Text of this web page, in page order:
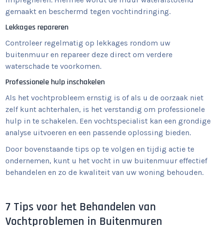
gemaakt en beschermd tegen vochtindringing.
Lekkages repareren
Controleer regelmatig op lekkages rondom uw
buitenmuur en repareer deze direct om verdere
waterschade te voorkomen.
Professionele hulp inschakelen
Als het vochtprobleem ernstig is of als u de oorzaak niet
zelf kunt achterhalen, is het verstandig om professionele
hulp in te schakelen. Een vochtspecialist kan een grondige
analyse uitvoeren en een passende oplossing bieden.
Door bovenstaande tips op te volgen en tijdig actie te
ondernemen, kunt u het vocht in uw buitenmuur effectief
behandelen en zo de kwaliteit van uw woning behouden.
7 Tips voor het Behandelen van
Vochtproblemen in Buitenmuren